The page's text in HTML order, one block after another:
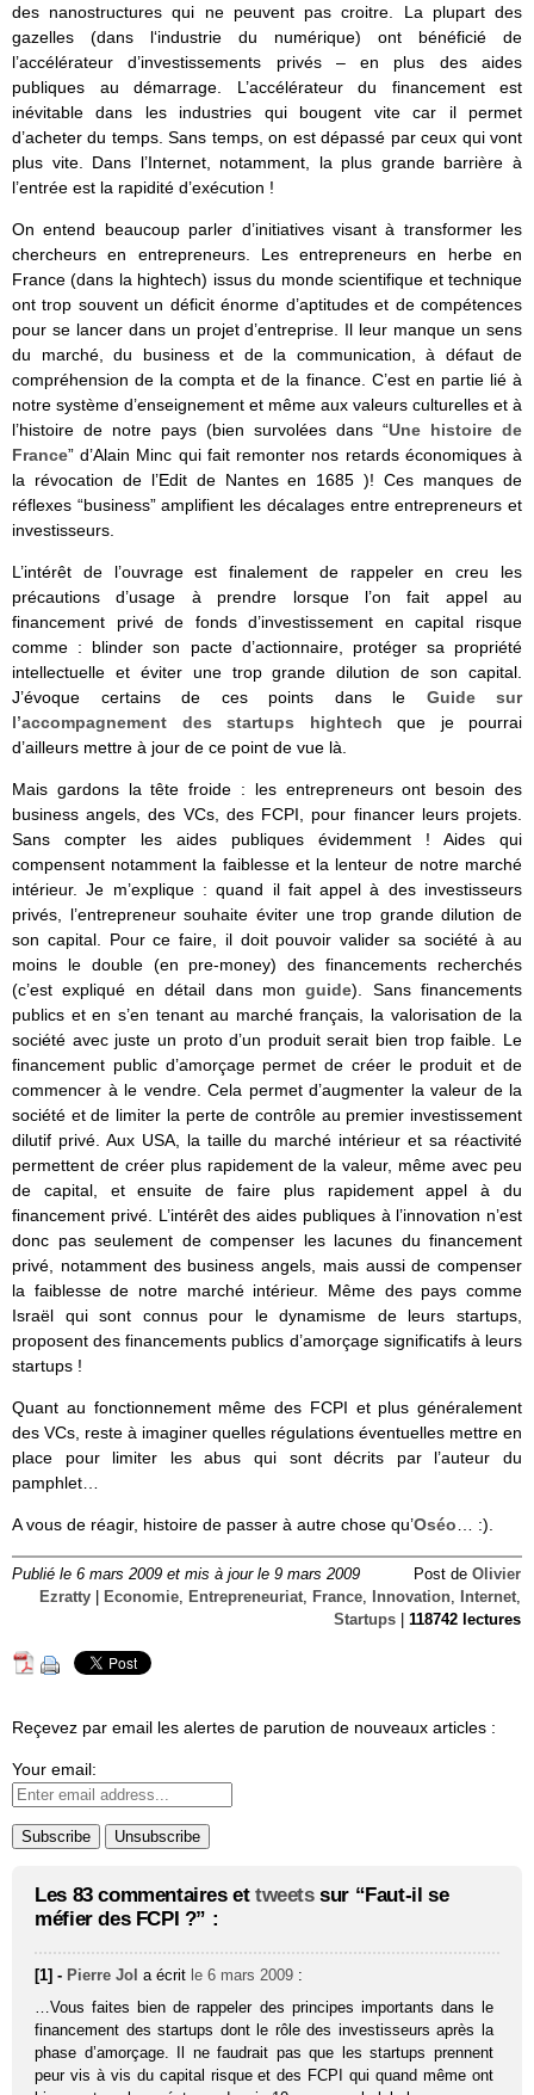
des nanostructures qui ne peuvent pas croitre. La plupart des
gazelles (dans l‘industrie du numérique) ont bénéficié de
l’accélérateur d’investissements privés – en plus des aides
publiques au démarrage. L’accélérateur du financement est
inévitable dans les industries qui bougent vite car il permet
d’acheter du temps. Sans temps, on est dépassé par ceux qui vont
plus vite. Dans l’Internet, notamment, la plus grande barrière à
l’entrée est la rapidité d’exécution !
On entend beaucoup parler d’initiatives visant à transformer les
chercheurs en entrepreneurs. Les entrepreneurs en herbe en
France (dans la hightech) issus du monde scientifique et technique
ont trop souvent un déficit énorme d’aptitudes et de compétences
pour se lancer dans un projet d’entreprise. Il leur manque un sens
du marché, du business et de la communication, à défaut de
compréhension de la compta et de la finance. C’est en partie lié à
notre système d’enseignement et même aux valeurs culturelles et à
l’histoire de notre pays (bien survolées dans “Une histoire de
France” d’Alain Minc qui fait remonter nos retards économiques à
la révocation de l’Edit de Nantes en 1685 )! Ces manques de
réflexes “business” amplifient les décalages entre entrepreneurs et
investisseurs.
L’intérêt de l’ouvrage est finalement de rappeler en creu les
précautions d’usage à prendre lorsque l’on fait appel au
financement privé de fonds d’investissement en capital risque
comme : blinder son pacte d’actionnaire, protéger sa propriété
intellectuelle et éviter une trop grande dilution de son capital.
J’évoque certains de ces points dans le Guide sur
l’accompagnement des startups hightech que je pourrai
d’ailleurs mettre à jour de ce point de vue là.
Mais gardons la tête froide : les entrepreneurs ont besoin des
business angels, des VCs, des FCPI, pour financer leurs projets.
Sans compter les aides publiques évidemment ! Aides qui
compensent notamment la faiblesse et la lenteur de notre marché
intérieur. Je m’explique : quand il fait appel à des investisseurs
privés, l’entrepreneur souhaite éviter une trop grande dilution de
son capital. Pour ce faire, il doit pouvoir valider sa société à au
moins le double (en pre-money) des financements recherchés
(c’est expliqué en détail dans monguide). Sans financements
publics et en s’en tenant au marché français, la valorisation de la
société avec juste un proto d’un produit serait bien trop faible. Le
financement public d’amorçage permet de créer le produit et de
commencer à le vendre. Cela permet d’augmenter la valeur de la
société et de limiter la perte de contrôle au premier investissement
dilutif privé. Aux USA, la taille du marché intérieur et sa réactivité
permettent de créer plus rapidement de la valeur, même avec peu
de capital, et ensuite de faire plus rapidement appel à du
financement privé. L’intérêt des aides publiques à l’innovation n’est
donc pas seulement de compenser les lacunes du financement
privé, notamment des business angels, mais aussi de compenser
la faiblesse de notre marché intérieur. Même des pays comme
Israël qui sont connus pour le dynamisme de leurs startups,
proposent des financements publics d’amorçage significatifs à leurs
startups !
Quant au fonctionnement même des FCPI et plus généralement
des VCs, reste à imaginer quelles régulations éventuelles mettre en
place pour limiter les abus qui sont décrits par l’auteur du
pamphlet…
A vous de réagir, histoire de passer à autre chose qu’Oséo… :).
Publié le 6 mars 2009 et mis à jour le 9 mars 2009 Post de Olivier
Ezratty
Economie, Entrepreneuriat, France, Innovation, Internet,
Startups
118742 lectures
Reçevez par email les alertes de parution de nouveaux articles :
Your email:
Les 83 commentaires et tweetssur “Faut-il se
méfier des FCPI ?” :
[1] - Pierre Jol a écrit le 6 mars 2009 :
…Vous faites bien de rappeler des principes importants dans le
financement des startups dont le rôle des investisseurs après la
phase d’amorçage. Il ne faudrait pas que les startups prennent
peur vis à vis du capital risque et des FCPI qui quand même ont